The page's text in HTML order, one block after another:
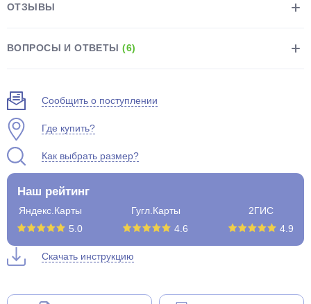
ОТЗЫВЫ
ВОПРОСЫ И ОТВЕТЫ(6)
Сообщить о поступлении
Где купить?
Как выбрать размер?
Наш рейтинг
Яндекс.Карты
5.0
Гугл.Карты
4.6
2ГИС
4.9
Скачать инструкцию